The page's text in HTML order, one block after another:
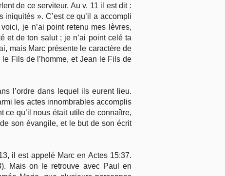
de ce serviteur. Au v. 11 il est dit :
». C’est ce qu’il a accompli
je n’ai point retenu mes lèvres,
et de ton salut ; je n’ai point celé ta
mais Marc présente le caractère de
Fils de l’homme, et Jean le Fils de
l’ordre dans lequel ils eurent lieu.
les actes innombrables accomplis
ce qu’il nous était utile de connaître,
son évangile, et le but de son écrit
il est appelé Marc en Actes 15:37.
Mais on le retrouve avec Paul en